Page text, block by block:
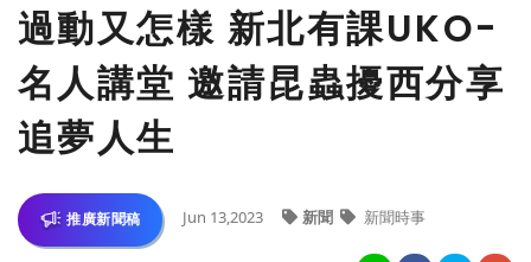
過動又怎樣 新北有課UKO-
名人講堂 邀請昆蟲擾西分享
追夢人生
推廣新聞稿 Jun 13,2023 新聞 新聞時事